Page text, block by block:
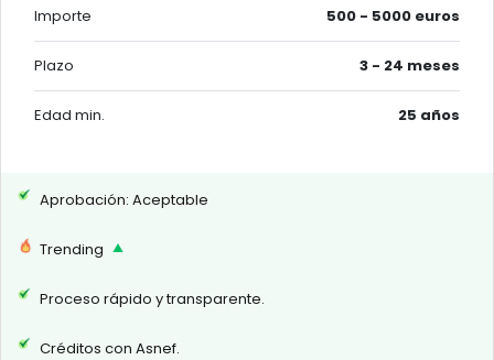
Importe 500 - 5000 euros
Plazo 3 - 24 meses
Edad min. 25 años
Aprobación: Aceptable
Trending
Proceso rápido y transparente.
Créditos con Asnef.